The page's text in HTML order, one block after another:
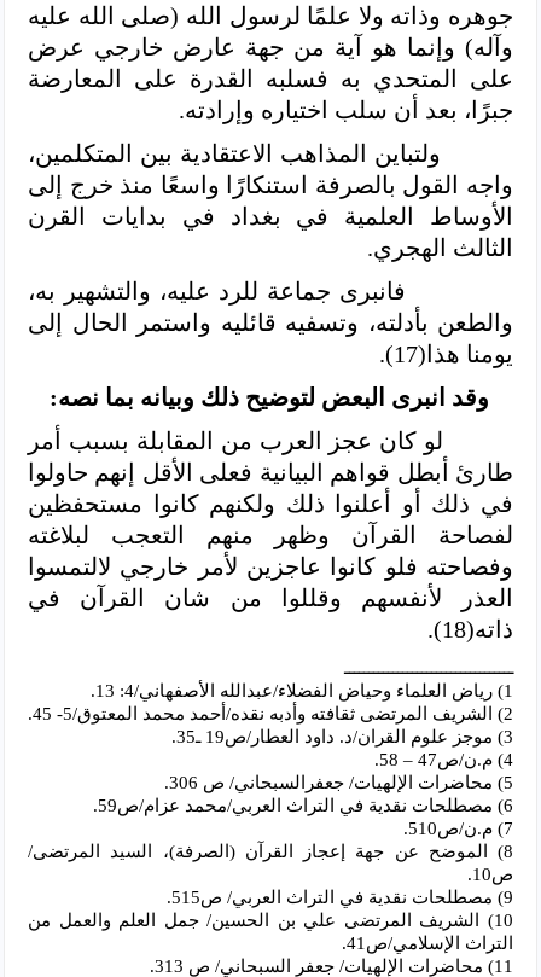
جوهره وذاته ولا علمًا لرسول الله (صلى الله عليه
وآله) وإنما هو آية من جهة عارض خارجي عرض
على المتحدي به فسلبه القدرة على المعارضة
جبرًا، بعد أن سلب اختياره وإرادته.
ولتباين المذاهب الاعتقادية بين المتكلمين،
واجه القول بالصرفة استنكارًا واسعًا منذ خرج إلى
الأوساط العلمية في بغداد في بدايات القرن
الثالث الهجري.
فانبرى جماعة للرد عليه، والتشهير به،
والطعن بأدلته، وتسفيه قائليه واستمر الحال إلى
يومنا هذا(17).
وقد انبرى البعض لتوضيح ذلك وبيانه بما نصه:
لو كان عجز العرب من المقابلة بسبب أمر
طارئ أبطل قواهم البيانية فعلى الأقل إنهم حاولوا
في ذلك أو أعلنوا ذلك ولكنهم كانوا مستحفظين
لفصاحة القرآن وظهر منهم التعجب لبلاغته
وفصاحته فلو كانوا عاجزين لأمر خارجي لالتمسوا
العذر لأنفسهم وقللوا من شان القرآن في
ذاته(18).
ـــــــــــــــــــــــــــــــــــ
1) رياض العلماء وحياض الفضلاء/عبدالله الأصفهاني/4: 13.
2) الشريف المرتضى ثقافته وأدبه نقده/أحمد محمد المعتوق/5- 45.
3) موجز علوم القران/د. داود العطار/ص19 ـ35.
4) م.ن/ص47 – 58.
5) محاضرات الإلهيات/ جعفرالسبحاني/ ص 306.
6) مصطلحات نقدية في التراث العربي/محمد عزام/ص59.
7) م.ن/ص510.
8) الموضح عن جهة إعجاز القرآن (الصرفة)، السيد المرتضى/
ص10.
9) مصطلحات نقدية في التراث العربي/ ص515.
10) الشريف المرتضى علي بن الحسين/ جمل العلم والعمل من
التراث الإسلامي/ص41.
11) محاضرات الإلهيات/ جعفر السبحاني/ ص 313.